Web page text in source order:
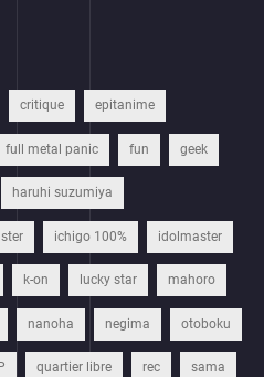
critique epitanime
full metal panic fun geek
haruhi suzumiya
ichigo 100% idolmaster
k-on lucky star mahoro
nanoha negima otoboku
quartier libre rec sama